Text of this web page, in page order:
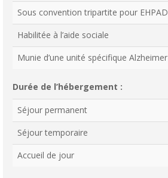
Sous convention tripartite pour EHPAD
Habilitée à l’aide sociale
Munie d’une unité spécifique Alzheimer
Durée de l’hébergement :
Séjour permanent
Séjour temporaire
Accueil de jour